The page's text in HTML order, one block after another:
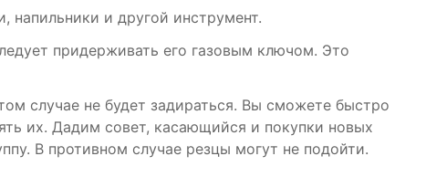
напильники и другой инструмент.
придерживать его газовым ключом. Это
случае не будет задираться. Вы сможете быстро
их. Дадим совет, касающийся и покупки новых
В противном случае резцы могут не подойти.